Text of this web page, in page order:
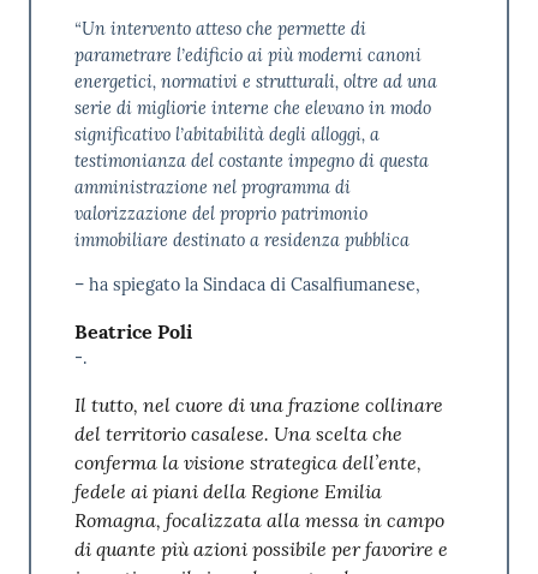
“Un intervento atteso che permette di
parametrare l’edificio ai più moderni canoni
energetici, normativi e strutturali, oltre ad una
serie di migliorie interne che elevano in modo
significativo l’abitabilità degli alloggi, a
testimonianza del costante impegno di questa
amministrazione nel programma di
valorizzazione del proprio patrimonio
immobiliare destinato a residenza pubblica
– ha spiegato la Sindaca di Casalfiumanese,
Beatrice Poli
-.
Il tutto, nel cuore di una frazione collinare
del territorio casalese. Una scelta che
conferma la visione strategica dell’ente,
fedele ai piani della Regione Emilia
Romagna, focalizzata alla messa in campo
di quante più azioni possibile per favorire e